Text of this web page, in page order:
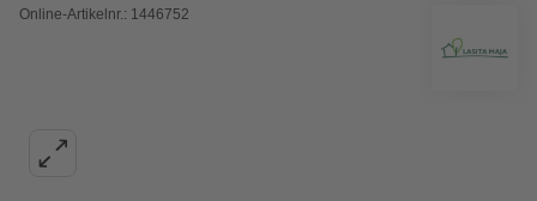
Online-Artikelnr.: 1446752